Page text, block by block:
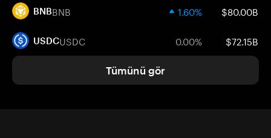
BNBBNB 1.60% $80.00B
USDCUSDC 0.00% $72.15B
Tümünü gör